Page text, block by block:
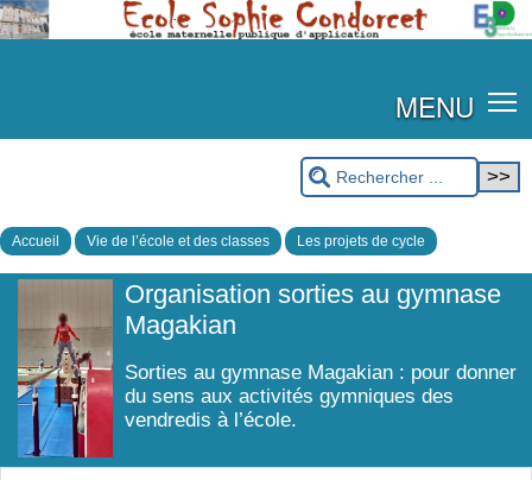
MENU
Accueil Vie de l’école et des classes Les projets de cycle
Organisation sorties au gymnase
Magakian
Sorties au gymnase Magakian : pour donner
du sens aux activités gymniques des
vendredis à l’école.